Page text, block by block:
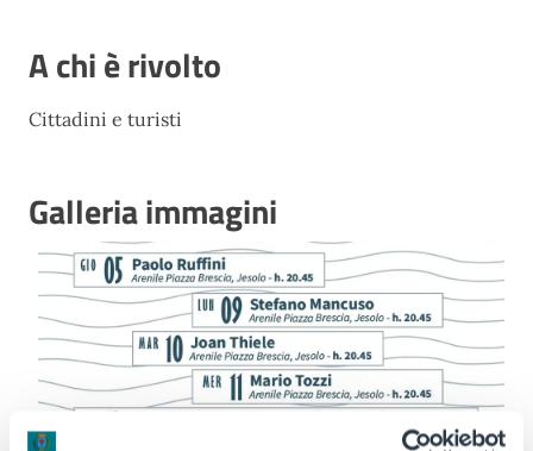
A chi è rivolto
Cittadini e turisti
Galleria immagini